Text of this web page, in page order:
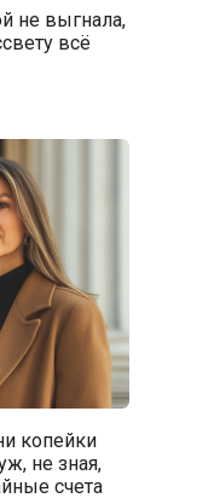
не выгнала,
всё
копейки
не зная,
счета